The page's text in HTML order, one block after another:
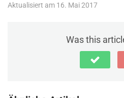
Aktualisiert am 16. Mai 2017
Was this